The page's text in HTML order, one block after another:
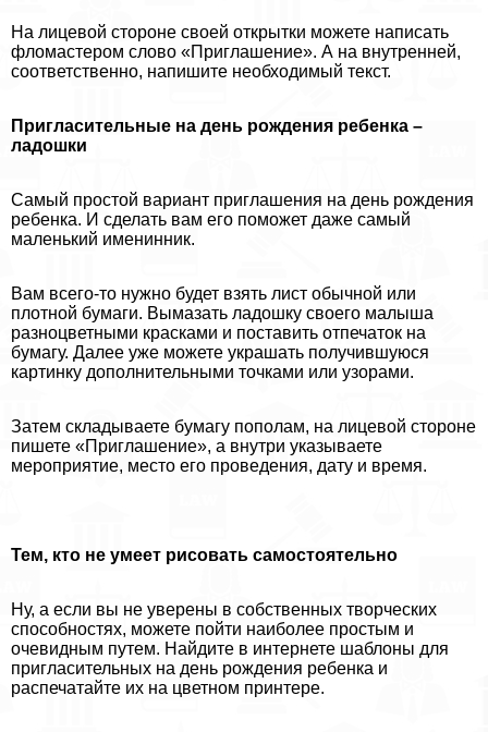
На лицевой стороне своей открытки можете написать
фломастером слово «Приглашение». А на внутренней,
соответственно, напишите необходимый текст.
Пригласительные на день рождения ребенка –
ладошки
Самый простой вариант приглашения на день рождения
ребенка. И сделать вам его поможет даже самый
маленький именинник.
Вам всего-то нужно будет взять лист обычной или
плотной бумаги. Вымазать ладошку своего малыша
разноцветными красками и поставить отпечаток на
бумагу. Далее уже можете украшать получившуюся
картинку дополнительными точками или узорами.
Затем складываете бумагу пополам, на лицевой стороне
пишете «Приглашение», а внутри указываете
мероприятие, место его проведения, дату и время.
Тем, кто не умеет рисовать самостоятельно
Ну, а если вы не уверены в собственных творческих
способностях, можете пойти наиболее простым и
очевидным путем. Найдите в интернете шаблоны для
пригласительных на день рождения ребенка и
распечатайте их на цветном принтере.